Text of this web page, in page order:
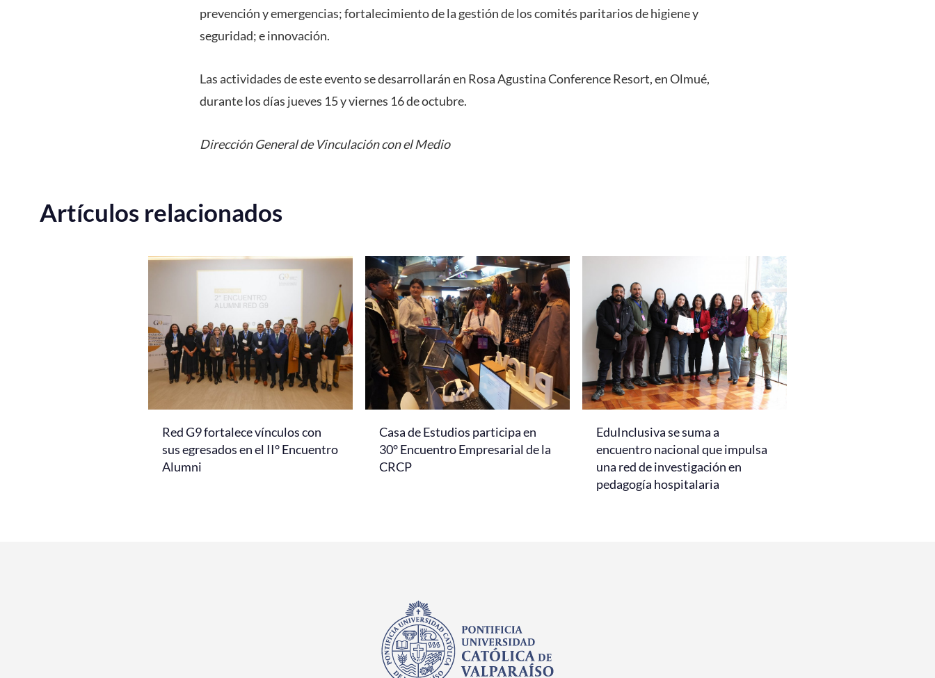
prevención y emergencias; fortalecimiento de la gestión de los comités paritarios de higiene y
seguridad; e innovación.
Las actividades de este evento se desarrollarán en Rosa Agustina Conference Resort, en Olmué,
durante los días jueves 15 y viernes 16 de octubre.
Dirección General de Vinculación con el Medio
Artículos relacionados
Red G9 fortalece vínculos con
sus egresados en el II° Encuentro
Alumni
Casa de Estudios participa en
30° Encuentro Empresarial de la
CRCP
EduInclusiva se suma a
encuentro nacional que impulsa
una red de investigación en
pedagogía hospitalaria